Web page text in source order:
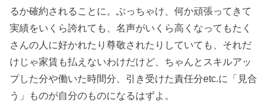
るか確約されることに。ぶっちゃけ、何か頑張ってきて
実績をいくら誇れても、名声がいくら高くなってもたく
さんの人に好かれたり尊敬されたりしていても、それだ
けじゃ家賃も払えないわけだけど、ちゃんとスキルアッ
プした分や働いた時間分、引き受けた責任分etc.に「見合
う」ものが自分のものになるはずよ。